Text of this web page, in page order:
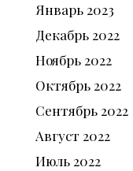
Январь 2023
Декабрь 2022
Ноябрь 2022
Октябрь 2022
Сентябрь 2022
Август 2022
Июль 2022